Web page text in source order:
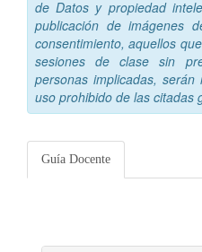
de Datos y propiedad
publicación de imágenes
consentimiento, aquellos
sesiones de clase sin
personas implicadas,
uso prohibido de las citadas
Guía Docente